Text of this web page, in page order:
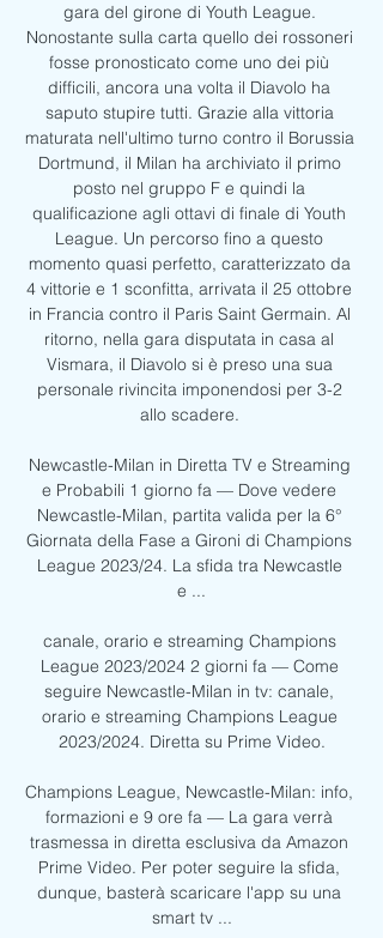
gara del girone di Youth League.
Nonostante sulla carta quello dei rossoneri
fosse pronosticato come uno dei più
difficili, ancora una volta il Diavolo ha
saputo stupire tutti. Grazie alla vittoria
maturata nell'ultimo turno contro il Borussia
Dortmund, il Milan ha archiviato il primo
posto nel gruppo F e quindi la
qualificazione agli ottavi di finale di Youth
League. Un percorso fino a questo
momento quasi perfetto, caratterizzato da
4 vittorie e 1 sconfitta, arrivata il 25 ottobre
in Francia contro il Paris Saint Germain. Al
ritorno, nella gara disputata in casa al
Vismara, il Diavolo si è preso una sua
personale rivincita imponendosi per 3-2
allo scadere.
Newcastle-Milan in Diretta TV e Streaming
e Probabili 1 giorno fa — Dove vedere
Newcastle-Milan, partita valida per la 6°
Giornata della Fase a Gironi di Champions
League 2023/24. La sfida tra Newcastle
e ...
canale, orario e streaming Champions
League 2023/2024 2 giorni fa — Come
seguire Newcastle-Milan in tv: canale,
orario e streaming Champions League
2023/2024. Diretta su Prime Video.
Champions League, Newcastle-Milan: info,
formazioni e 9 ore fa — La gara verrà
trasmessa in diretta esclusiva da Amazon
Prime Video. Per poter seguire la sfida,
dunque, basterà scaricare l'app su una
smart tv ...